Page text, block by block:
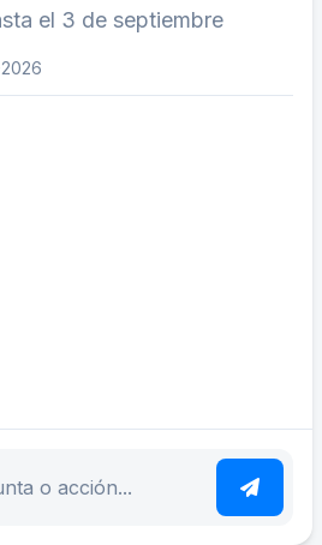
el 3 de septiembre